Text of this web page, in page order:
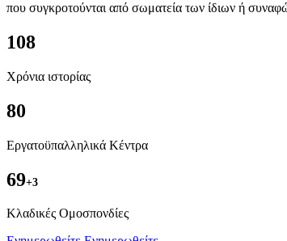
που συγκροτούνται από σωματεία των ίδιων ή
108
Χρόνια ιστορίας
80
Εργατοϋπαλληλικά Κέντρα
69+3
Kλαδικές Ομοσπονδίες